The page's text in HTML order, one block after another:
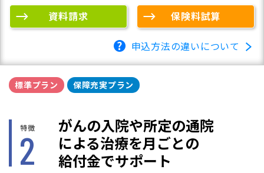
資料請求 保険料試算
申込方法の違いについて
標準プラン 保障充実プラン
特徴
2
がんの入院や所定の通院
による治療を月ごとの
給付金でサポート